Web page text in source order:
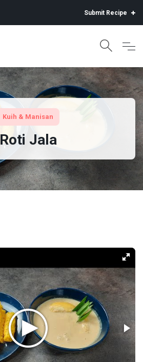
Submit Recipe
Kuih & Manisan
Roti Jala